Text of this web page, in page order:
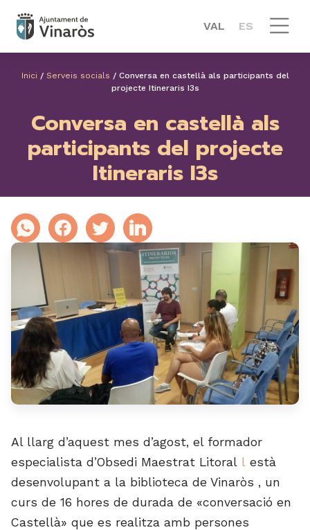
VAL ES
Inici / Serveis socials / Conversa en castellà als participants del
projecte Itineraris I3s
Conversa en castellà als
participants del projecte
Itineraris I3s
Al llarg d’aquest mes d’agost, el formador
especialista d’Obsedi Maestrat Litoral l està
desenvolupant a la biblioteca de Vinaròs , un
curs de 16 hores de durada de «conversació en
Castellà» que es realitza amb persones